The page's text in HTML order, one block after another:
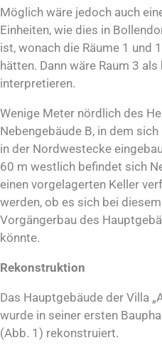
Möglich wäre jedoch auch
Einheiten, wie dies in
ist, wonach die Räume 1 und
hätten. Dann wäre Raum 3
interpretieren.
Wenige Meter nördlich des
Nebengebäude B, in dem
in der Nordwestecke
60 m westlich befindet sich
einen vorgelagerten Keller
werden, ob es sich bei
Vorgängerbau des
könnte.
Rekonstruktion
Das Hauptgebäude der Villa
wurde in seiner ersten
(Abb. 1) rekonstruiert.